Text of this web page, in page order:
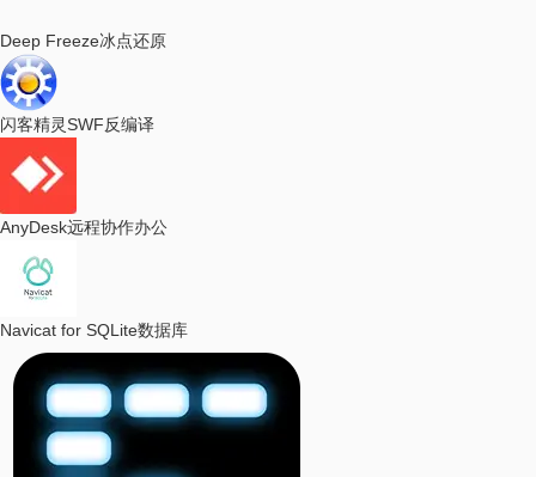
Deep Freeze冰点还原
闪客精灵SWF反编译
AnyDesk远程协作办公
Navicat for SQLite数据库